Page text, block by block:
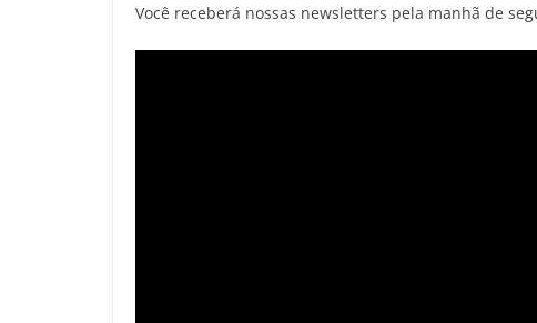
Você receberá nossas newsletters pela manhã de